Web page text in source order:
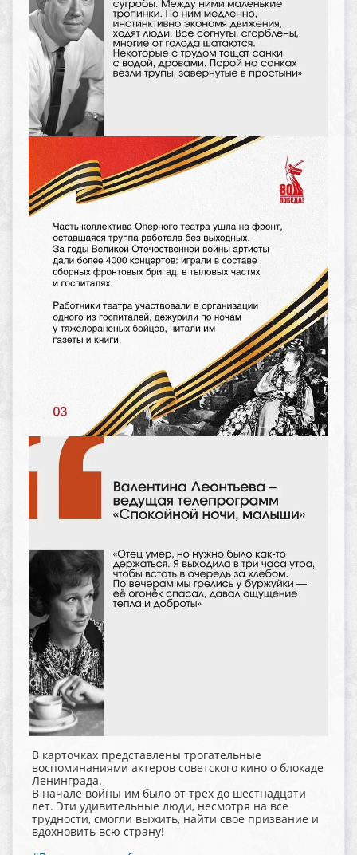
В карточках представлены трогательные
воспоминаниями актеров советского кино о блокаде
Ленинграда.
В начале войны им было от трех до шестнадцати
лет. Эти удивительные люди, несмотря на все
трудности, смогли выжить, найти свое призвание и
вдохновить всю страну!